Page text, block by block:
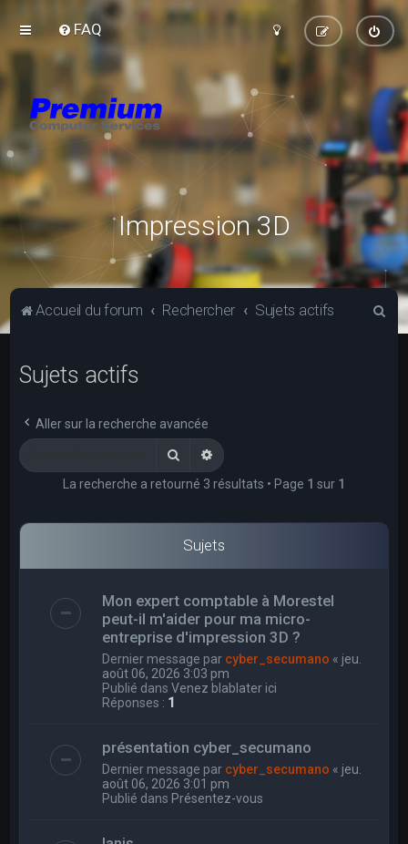
FAQ
Impression 3D
Accueil du forum Rechercher Sujets actifs
Sujets actifs
Aller sur la recherche avancée
RechercherRecherche avancée
La recherche a retourné 3 résultats • Page 1 sur 1
Sujets
Mon expert comptable à Morestel
peut-il m'aider pour ma micro-
entreprise d'impression 3D ?
Dernier message par cyber_secumano « jeu.
août 06, 2026 3:03 pm
Publié dansVenez blablater ici
Réponses : 1
présentation cyber_secumano
Dernier message par cyber_secumano « jeu.
août 06, 2026 3:01 pm
Publié dans Présentez-vous